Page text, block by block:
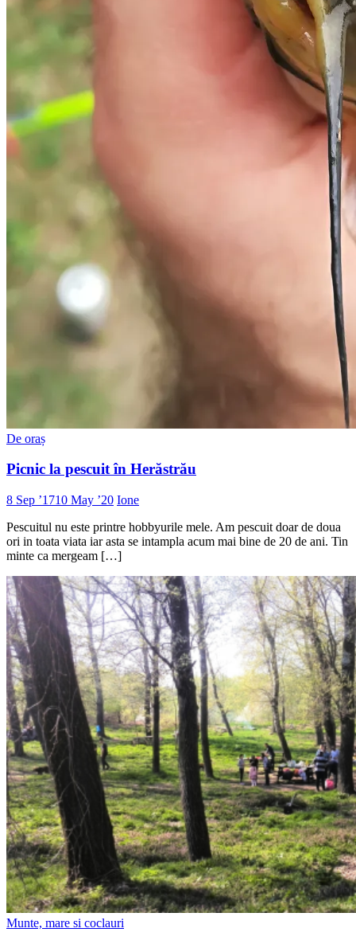
De oraș
Picnic la pescuit în Herăstrău
8 Sep ’1710 May ’20 Ione
Pescuitul nu este printre hobbyurile mele. Am pescuit doar de doua
ori in toata viata iar asta se intampla acum mai bine de 20 de ani. Tin
minte ca mergeam […]
Munte, mare si coclauri